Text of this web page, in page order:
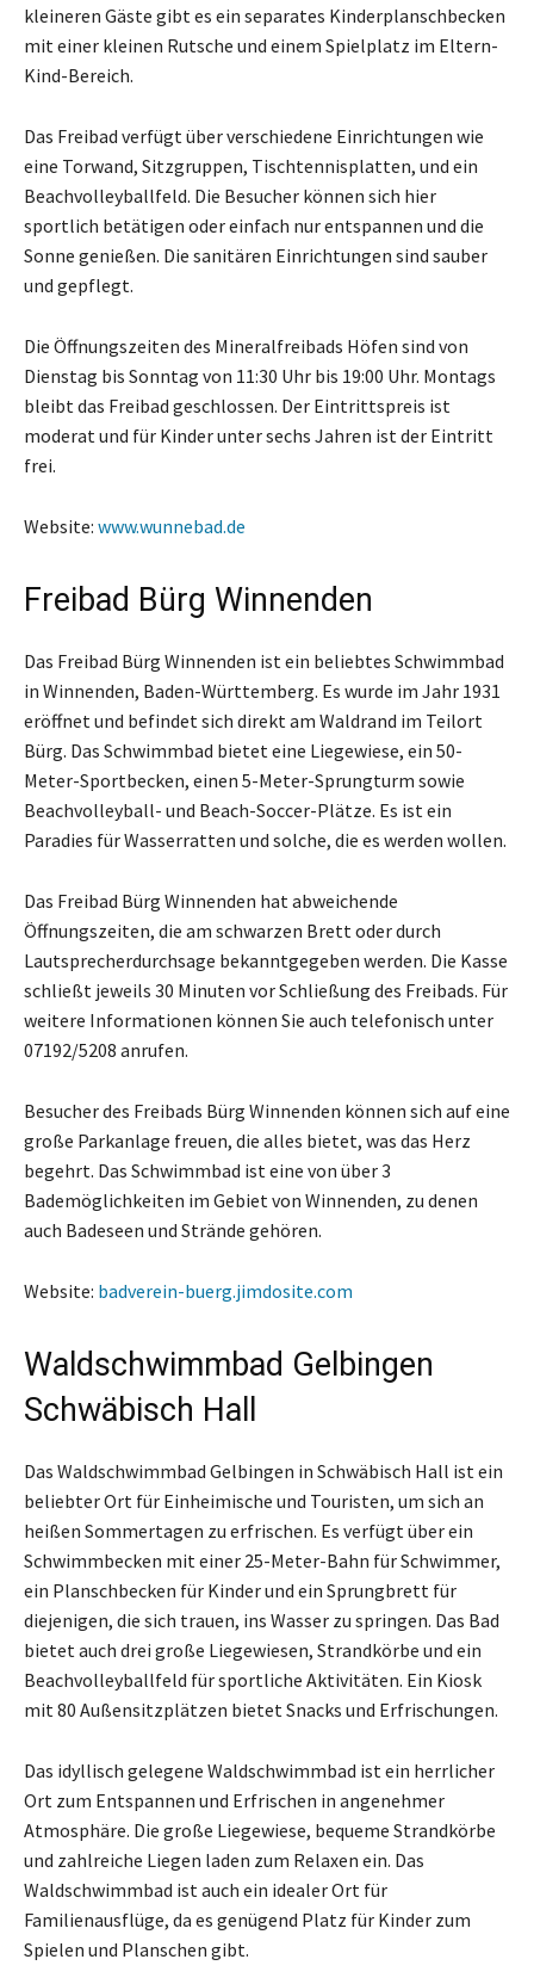
kleineren Gäste gibt es ein separates Kinderplanschbecken
mit einer kleinen Rutsche und einem Spielplatz im Eltern-
Kind-Bereich.
Das Freibad verfügt über verschiedene Einrichtungen wie
eine Torwand, Sitzgruppen, Tischtennisplatten, und ein
Beachvolleyballfeld. Die Besucher können sich hier
sportlich betätigen oder einfach nur entspannen und die
Sonne genießen. Die sanitären Einrichtungen sind sauber
und gepflegt.
Die Öffnungszeiten des Mineralfreibads Höfen sind von
Dienstag bis Sonntag von 11:30 Uhr bis 19:00 Uhr. Montags
bleibt das Freibad geschlossen. Der Eintrittspreis ist
moderat und für Kinder unter sechs Jahren ist der Eintritt
frei.
Website: www.wunnebad.de
Freibad Bürg Winnenden
Das Freibad Bürg Winnenden ist ein beliebtes Schwimmbad
in Winnenden, Baden-Württemberg. Es wurde im Jahr 1931
eröffnet und befindet sich direkt am Waldrand im Teilort
Bürg. Das Schwimmbad bietet eine Liegewiese, ein 50-
Meter-Sportbecken, einen 5-Meter-Sprungturm sowie
Beachvolleyball- und Beach-Soccer-Plätze. Es ist ein
Paradies für Wasserratten und solche, die es werden wollen.
Das Freibad Bürg Winnenden hat abweichende
Öffnungszeiten, die am schwarzen Brett oder durch
Lautsprecherdurchsage bekanntgegeben werden. Die Kasse
schließt jeweils 30 Minuten vor Schließung des Freibads. Für
weitere Informationen können Sie auch telefonisch unter
07192/5208 anrufen.
Besucher des Freibads Bürg Winnenden können sich auf eine
große Parkanlage freuen, die alles bietet, was das Herz
begehrt. Das Schwimmbad ist eine von über 3
Bademöglichkeiten im Gebiet von Winnenden, zu denen
auch Badeseen und Strände gehören.
Website: badverein-buerg.jimdosite.com
Waldschwimmbad Gelbingen
Schwäbisch Hall
Das Waldschwimmbad Gelbingen in Schwäbisch Hall ist ein
beliebter Ort für Einheimische und Touristen, um sich an
heißen Sommertagen zu erfrischen. Es verfügt über ein
Schwimmbecken mit einer 25-Meter-Bahn für Schwimmer,
ein Planschbecken für Kinder und ein Sprungbrett für
diejenigen, die sich trauen, ins Wasser zu springen. Das Bad
bietet auch drei große Liegewiesen, Strandkörbe und ein
Beachvolleyballfeld für sportliche Aktivitäten. Ein Kiosk
mit 80 Außensitzplätzen bietet Snacks und Erfrischungen.
Das idyllisch gelegene Waldschwimmbad ist ein herrlicher
Ort zum Entspannen und Erfrischen in angenehmer
Atmosphäre. Die große Liegewiese, bequeme Strandkörbe
und zahlreiche Liegen laden zum Relaxen ein. Das
Waldschwimmbad ist auch ein idealer Ort für
Familienausflüge, da es genügend Platz für Kinder zum
Spielen und Planschen gibt.